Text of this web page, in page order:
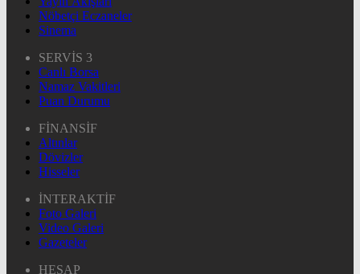
Nöbetçi Eczaneler
Sinema
SERVİS 3
Canlı Borsa
Namaz Vakitleri
Puan Durumu
FİNANSİF
Altınlar
Dövizler
Hisseler
İNTERAKTİF
Foto Galeri
Video Galeri
Gazeteler
HESAP